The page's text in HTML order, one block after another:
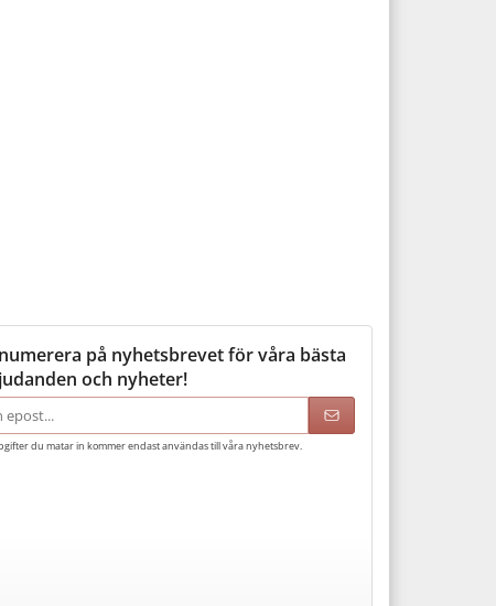
på nyhetsbrevet för våra bästa
och nyheter!
du matar in kommer endast användas till våra nyhetsbrev.